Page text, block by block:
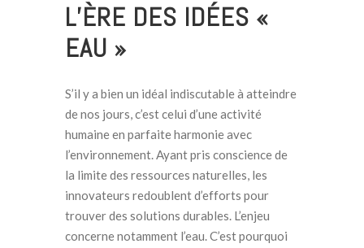
L’ÈRE DES IDÉES «
EAU »
S’il y a bien un idéal indiscutable à atteindre
de nos jours, c’est celui d’une activité
humaine en parfaite harmonie avec
l’environnement. Ayant pris conscience de
la limite des ressources naturelles, les
innovateurs redoublent d’efforts pour
trouver des solutions durables. L’enjeu
concerne notamment l’eau. C’est pourquoi